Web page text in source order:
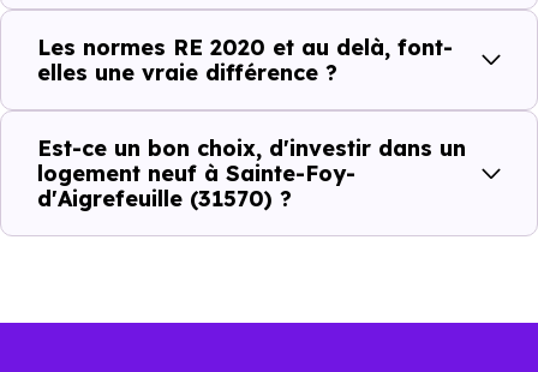
BBC, RT2012, RE2020
Isolations thermiques
et phoniques
Économies
luminosité
Les normes RE 2020 et au delà, font-
elles une vraie différence ?
Est-ce un bon choix, d'investir dans un
logement neuf à Sainte-Foy-
d'Aigrefeuille (31570) ?